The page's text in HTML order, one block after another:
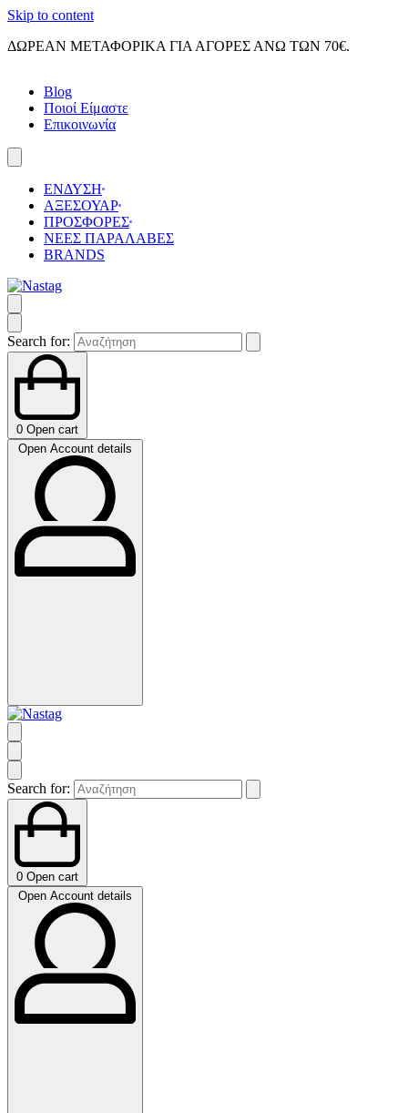
Skip to content
ΔΩΡΕΑΝ ΜΕΤΑΦΟΡΙΚΑ ΓΙΑ ΑΓΟΡΕΣ ΑΝΩ ΤΩΝ 70€.
Blog
Ποιοί Είμαστε
Επικοινωνία
ΕΝΔΥΣΗ
ΑΞΕΣΟΥΑΡ
ΠΡΟΣΦΟΡΕΣ
ΝΕΕΣ ΠΑΡΑΛΑΒΕΣ
BRANDS
Search for:
0 Open cart
Open Account details
Search for:
0 Open cart
Open Account details